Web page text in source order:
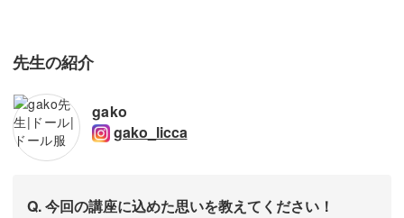
先生の紹介
gako
gako_licca
Q. 今回の講座に込めた思いを教えてください！